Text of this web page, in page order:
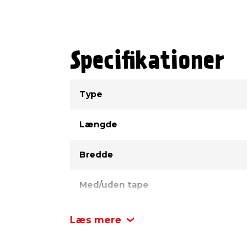
Specifikationer
Type
Længde
Bredde
Med/uden tape
Læs mere